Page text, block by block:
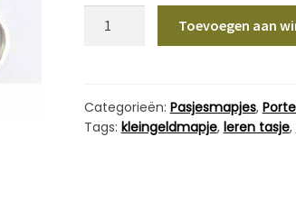
Sleutelmapje
Toevoegen aan
Categorieën: Pasjesmapjes,
Tags: kleingeldmapje, leren tasje,